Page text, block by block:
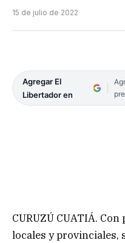
15 de julio de 2022
Agregar El
Libertador en
CURUZÚ CUATIÁ.
locales y provinciales,